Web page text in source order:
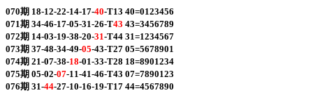
070期 18-12-22-14-17-40-T13 40=0123456
071期 34-46-17-05-31-26-T43 43=3456789
072期 14-03-19-38-20-31-T44 31=1234567
073期 37-48-34-49-05-43-T27 05=5678901
074期 21-07-38-18-01-33-T28 18=8901234
075期 05-02-07-11-41-46-T43 07=7890123
076期 31-44-27-10-16-19-T17 44=4567890